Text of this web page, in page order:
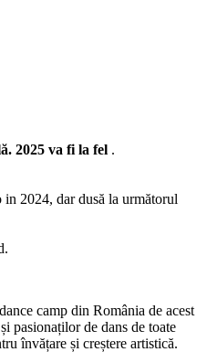
2025 va fi la fel .
in 2024, dar dusă la următorul
camp din România de acest
pasionaților de dans de toate
învățare și creștere artistică.